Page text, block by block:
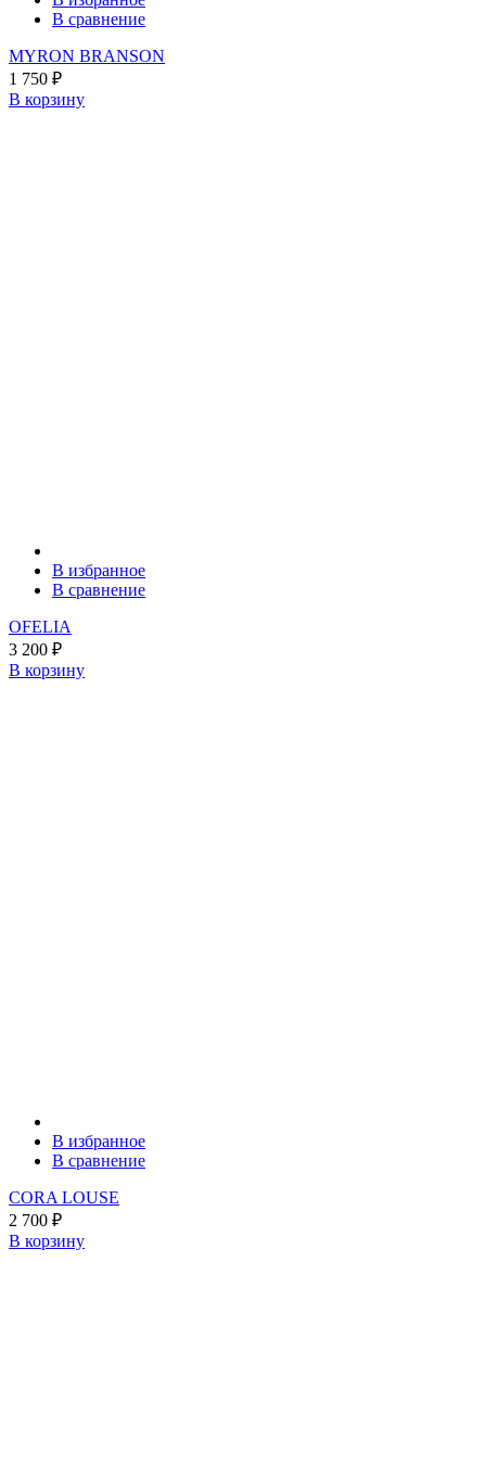
В сравнение
MYRON BRANSON
1 750 ₽
В корзину
В избранное
В сравнение
OFELIA
3 200 ₽
В корзину
В избранное
В сравнение
CORA LOUSE
2 700 ₽
В корзину